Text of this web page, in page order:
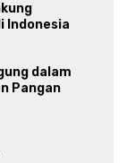
Indonesia
dalam
Pangan